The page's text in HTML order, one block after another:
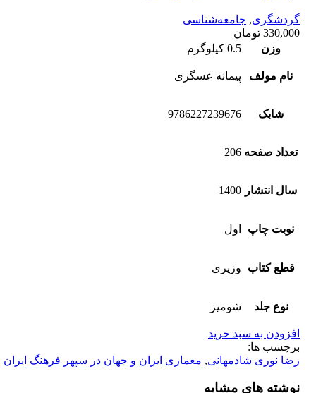
گردشگری, جامعه‌شناسی
330,000 تومان
وزن
0.5 کیلوگرم
نام مولف پیمانه عسگری
شابک 9786227239676
تعداد صفحه 206
سال انتشار 1400
نوبت چاپ اول
قطع کتاب وزیری
نوع جلد شومیز
افزودن به سبد خرید
برچسب ها:
رضا نوری شادمهانی, معماری ایران و جهان در سپهر فرهنگ ایران
نوشته های مشابه